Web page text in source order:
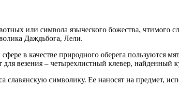
или символа языческого божества, чтимого
Даждьбога, Лели.
в качестве природного оберега пользуются
везения – четырехлистный клевер, найденный
славянскую символику. Ее наносят на предмет,